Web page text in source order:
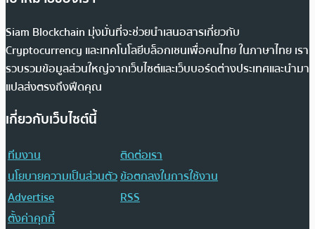
Siam Blockchain มุ่งมั่นที่จะช่วยนำเสนอสารเกี่ยวกับ
Cryptocurrency และเทคโนโลยีบล็อกเชนเพื่อคนไทย ในภาษาไทย เรา
รวบรวมข้อมูลส่วนใหญ่จากเว็บไซต์และเว็บบอร์ดต่างประเทศและนำมา
แปลส่งตรงถึงฟีดคุณ
เกี่ยวกับเว็บไซต์นี้
ทีมงาน
ติดต่อเรา
นโยบายความเป็นส่วนตัวข้อตกลงในการใช้งาน
Advertise
RSS
ตั้งค่าคุกกี้